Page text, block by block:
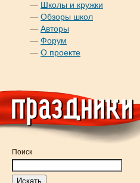
— Школы и кружки
— Обзоры школ
— Авторы
— Форум
— О проекте
Поиск